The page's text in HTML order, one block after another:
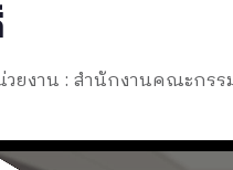
ยงาน : สำนักงานคณะกร